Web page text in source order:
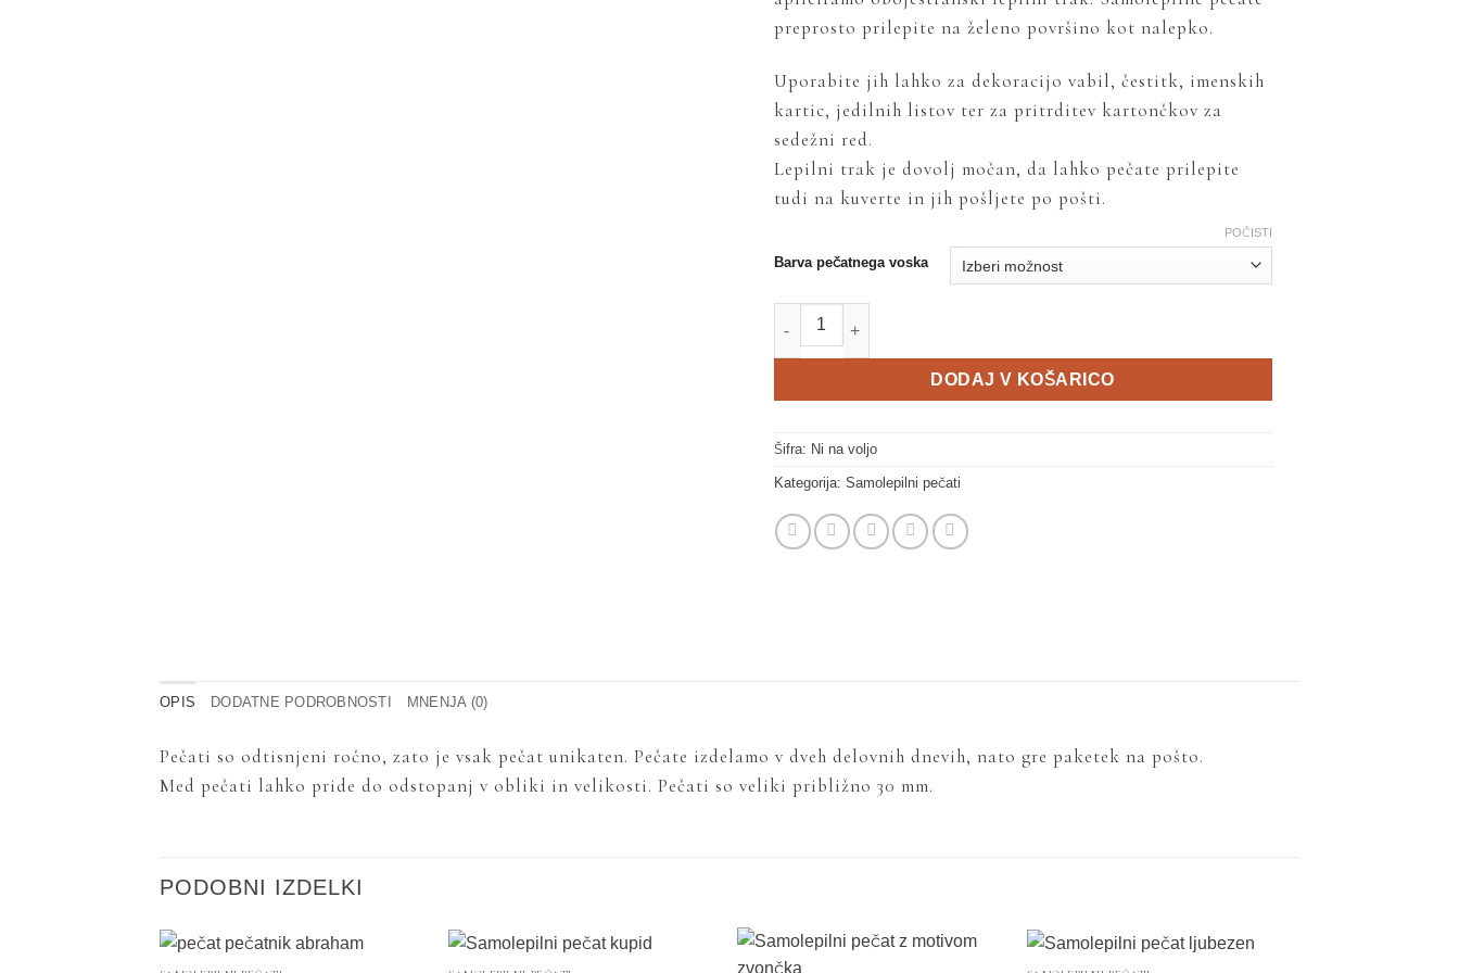
preprosto prilepite na želeno površino kot nalepko.
Uporabite jih lahko za dekoracijo vabil, čestitk, imenskih
kartic, jedilnih listov ter za pritrditev kartončkov za
sedežni red.
Lepilni trak je dovolj močan, da lahko pečate prilepite
tudi na kuverte in jih pošljete po pošti.
Barva pečatnega voska
POČISTI
Detelja količina
DODAJ V KOŠARICO
Šifra: Ni na voljo
Kategorija: Samolepilni pečati
OPIS DODATNE PODROBNOSTI MNENJA (0)
Pečati so odtisnjeni ročno, zato je vsak pečat unikaten. Pečate izdelamo v dveh delovnih dnevih, nato gre paketek na pošto.
Med pečati lahko pride do odstopanj v obliki in velikosti. Pečati so veliki približno 30 mm.
PODOBNI IZDELKI